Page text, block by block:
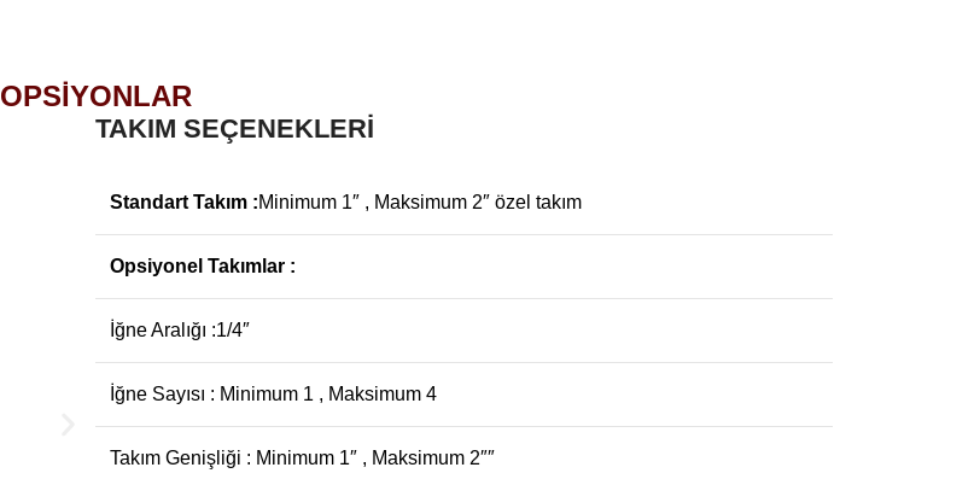
OPSİYONLAR
TAKIM SEÇENEKLERİ
Standart Takım :Minimum 1″ , Maksimum 2″ özel takım
Opsiyonel Takımlar :
İğne Aralığı :1/4″
İğne Sayısı : Minimum 1 , Maksimum 4
Takım Genişliği : Minimum 1″ , Maksimum 2″″